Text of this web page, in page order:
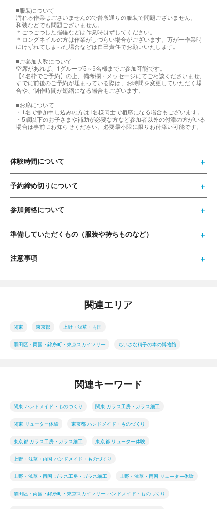
■服装について
汚れる作業はございませんので普段通りの服装で問題ございません。
和装などでも問題ございません。
＊ごつごつした指輪などは作業時はずしてください。
＊ロングネイルの方は作業がしづらい場合がございます。万が一作業時
にけずれてしまった場合などは自己責任でお願いいたします。
■ご参加人数について
空席があれば、1グループ5～6名様までご参加可能です。
【4名枠でご予約】の上、備考欄・メッセージにてご相談くださいませ。
すでに前後のご予約が埋まっている際は、お時間を変更していただく場
合や、制作時間が短縮になる場合もございます。
■お席について
・1名で参加申し込みの方は1名様同士で相席になる場合もございます。
・5歳以下のお子さまや補助が必要な方など参加者以外の付添の方がいる
場合は事前にお知らせください。必要最小限に限りお付添い可能です。
体験時間について
予約締め切りについて
参加資格について
準備していただくもの（服装や持ちものなど）
注意事項
関連エリア
関東 東京都 上野・浅草・両国
墨田区・両国・錦糸町・東京スカイツリー ちいさな硝子の本の博物館
関連キーワード
関東 ハンドメイド・ものづくり 関東 ガラス工房・ガラス細工
関東 リューター体験 東京都 ハンドメイド・ものづくり
東京都 ガラス工房・ガラス細工 東京都 リューター体験
上野・浅草・両国 ハンドメイド・ものづくり
上野・浅草・両国 ガラス工房・ガラス細工 上野・浅草・両国 リューター体験
墨田区・両国・錦糸町・東京スカイツリー ハンドメイド・ものづくり